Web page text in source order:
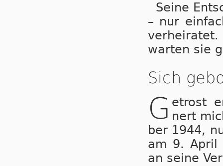
Seine
– nur
war­ten sie
Sich
G etrost
nert
ber 1944,
am 9. April
an sei­ne